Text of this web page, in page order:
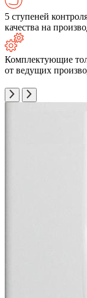
5 ступеней
качества на
Комплектующие
от ведущих